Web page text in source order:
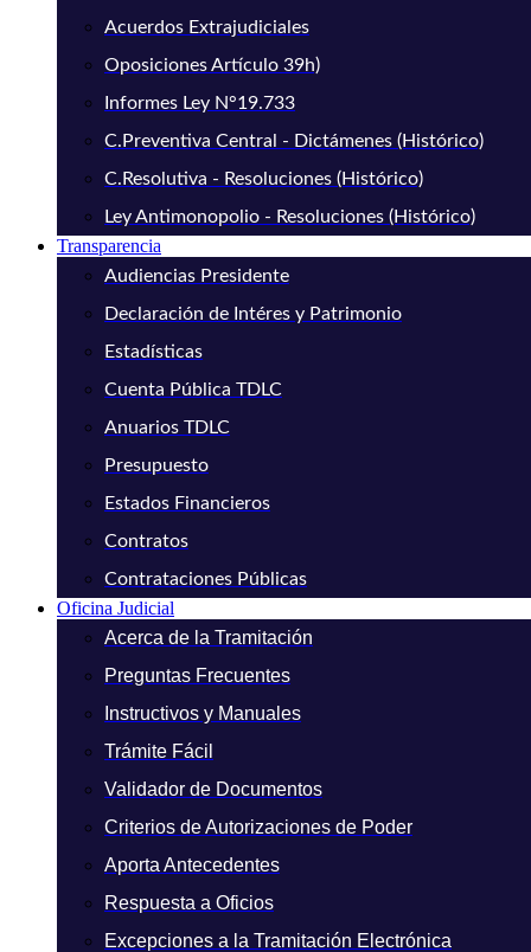
Acuerdos Extrajudiciales
Oposiciones Artículo 39h)
Informes Ley N°19.733
C.Preventiva Central - Dictámenes (Histórico)
C.Resolutiva - Resoluciones (Histórico)
Ley Antimonopolio - Resoluciones (Histórico)
Transparencia
Audiencias Presidente
Declaración de Intéres y Patrimonio
Estadísticas
Cuenta Pública TDLC
Anuarios TDLC
Presupuesto
Estados Financieros
Contratos
Contrataciones Públicas
Oficina Judicial
Acerca de la Tramitación
Preguntas Frecuentes
Instructivos y Manuales
Trámite Fácil
Validador de Documentos
Criterios de Autorizaciones de Poder
Aporta Antecedentes
Respuesta a Oficios
Excepciones a la Tramitación Electrónica